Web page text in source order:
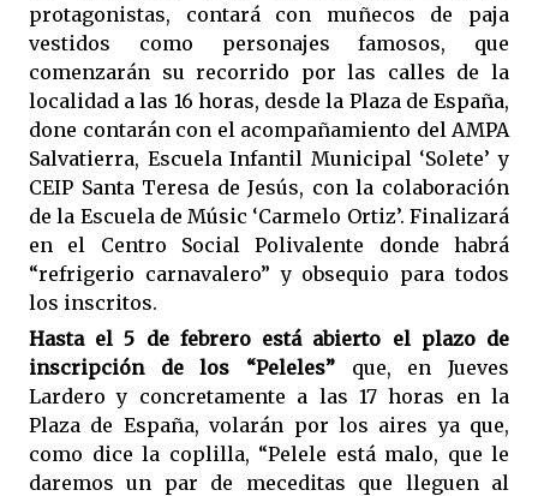
protagonistas, contará con muñecos de paja
vestidos como personajes famosos, que
comenzarán su recorrido por las calles de la
localidad a las 16 horas, desde la Plaza de España,
done contarán con el acompañamiento del AMPA
Salvatierra, Escuela Infantil Municipal ‘Solete’ y
CEIP Santa Teresa de Jesús, con la colaboración
de la Escuela de Músic ‘Carmelo Ortiz’. Finalizará
en el Centro Social Polivalente donde habrá
“refrigerio carnavalero” y obsequio para todos
los inscritos.
Hasta el 5 de febrero está abierto el plazo de
inscripción de los “Peleles” que, en Jueves
Lardero y concretamente a las 17 horas en la
Plaza de España, volarán por los aires ya que,
como dice la coplilla, “Pelele está malo, que le
daremos un par de meceditas que lleguen al